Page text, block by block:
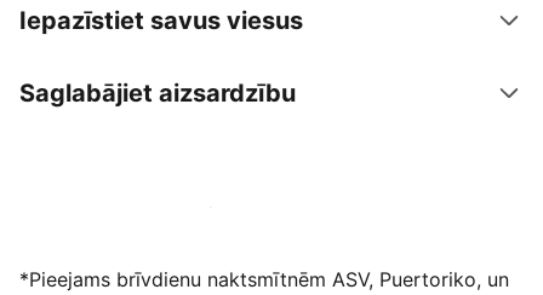
Iepazīstiet savus viesus
Saglabājiet aizsardzību
Izvietot piedāvājumu mūsu platformā
*Pieejams brīvdienu naktsmītnēm ASV, Puertoriko, un